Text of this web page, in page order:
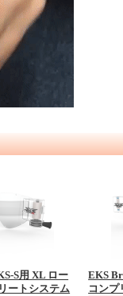
S用 XL ロー
ートシステム
EKS
コンプ